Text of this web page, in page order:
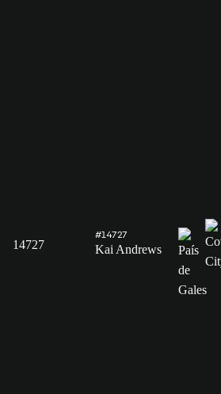
14727
#14727
Kai Andrews